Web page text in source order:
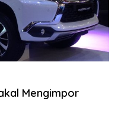
Mengimpor